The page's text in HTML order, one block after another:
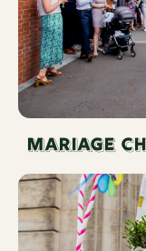
Mariage